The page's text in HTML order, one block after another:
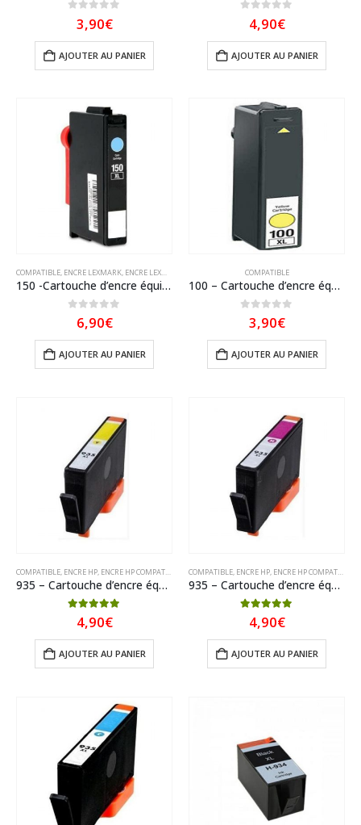
sur 5
3,90€
AJOUTER AU PANIER
sur 5
4,90€
AJOUTER AU PANIER
COMPATIBLE, ENCRE LEXMARK, ENCRE LEXMARK COMPATIBLE
150 -Cartouche d’encre équivalent Lexmark 150XL 14N1615E compatible Cyan
sur 5
6,90€
AJOUTER AU PANIER
COMPATIBLE
100 – Cartouche d’encre équivalent LEXMARK 100XL 14N1071E compatible JAUNE XL
sur 5
3,90€
AJOUTER AU PANIER
COMPATIBLE, ENCRE HP, ENCRE HP COMPATIBLE
935 – Cartouche d’encre équivalent HP-935XL-C2P26AE compatible (HP935) Jaune XL
5.00 sur 5
4,90€
AJOUTER AU PANIER
COMPATIBLE, ENCRE HP, ENCRE HP COMPATIBLE
935 – Cartouche d’encre équivalent HP 935 XL-C2P25AE compatible (HP935) Magenta XL
5.00 sur 5
4,90€
AJOUTER AU PANIER